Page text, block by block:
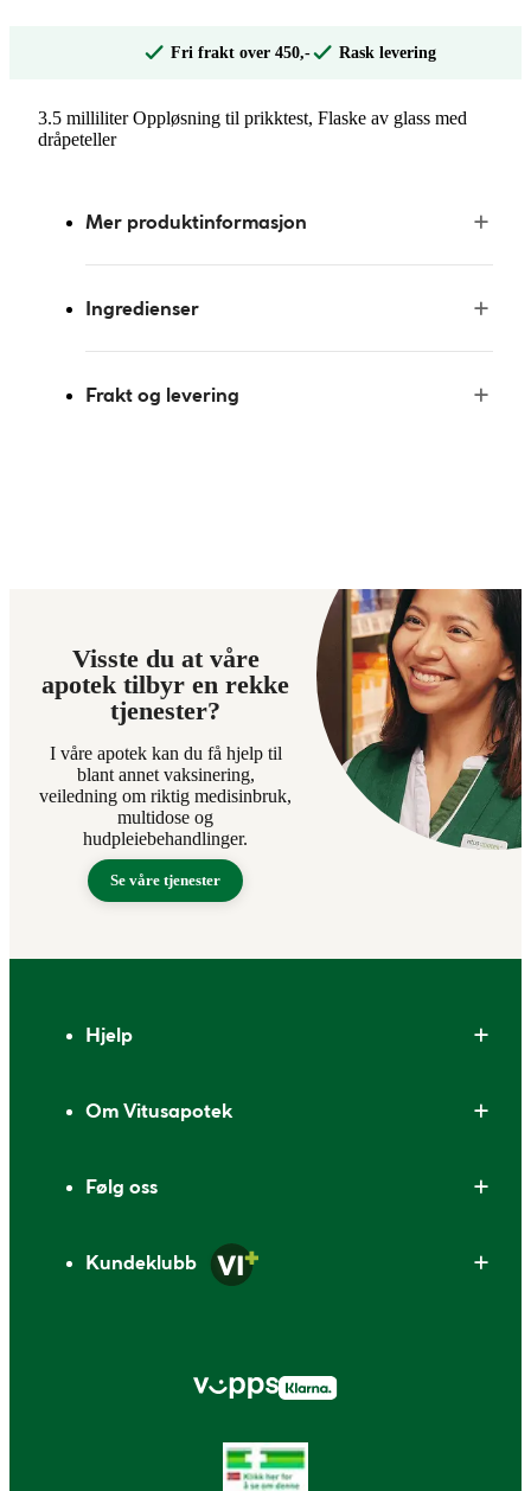
Fri frakt over 450,- Rask levering
3.5 milliliter Oppløsning til prikktest, Flaske av glass med
dråpeteller
Mer produktinformasjon
Ingredienser
Frakt og levering
Visste du at våre
apotek tilbyr en rekke
tjenester?
I våre apotek kan du få hjelp til
blant annet vaksinering,
veiledning om riktig medisinbruk,
multidose og
hudpleiebehandlinger.
Se våre tjenester
Hjelp
Om Vitusapotek
Følg oss
Kundeklubb